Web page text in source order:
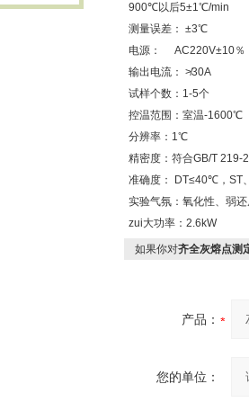
900℃以后5±1℃/min
测量误差： ±3℃
电源： AC220V±10％
输出电流： ≯30A
试样个数：1-5个
控温范围：室温-1600℃
分辨率：1℃
精密度：符合GB/T 219-
准确度： DT≤40℃，ST
实验气氛：氧化性、弱
zui大功率：2.6kW
如果你对齐全灰熔点测
产品：
您的单位：